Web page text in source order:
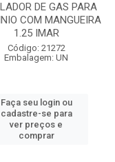
DE GAS PARA
COM MANGUEIRA
1.25 IMAR
Código: 21272
Embalagem: UN
Faça seu login ou
cadastre-se para
ver preços e
comprar